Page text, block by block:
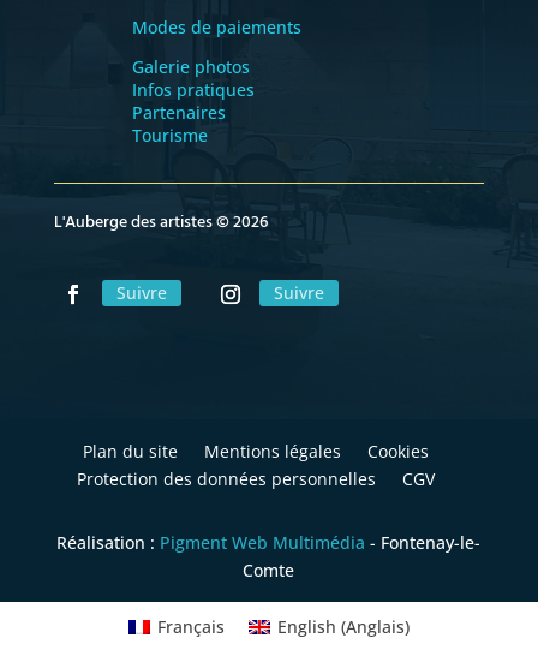
Modes de paiements
Galerie photos
Infos pratiques
Partenaires
Tourisme
L'Auberge des artistes © 2026
Suivre Suivre
Plan du site Mentions légales
Cookies
Protection des données personnelles
CGV
Réalisation : Pigment Web Multimédia - Fontenay-le-
Comte
Français English (Anglais)